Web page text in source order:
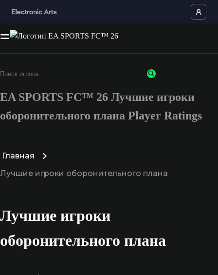
EA SPORTS FC™ 26 Лучшие игроки
оборонительного плана Player Ratings
Главная
Лучшие игроки оборонительного плана
Лучшие игроки
оборонительного плана